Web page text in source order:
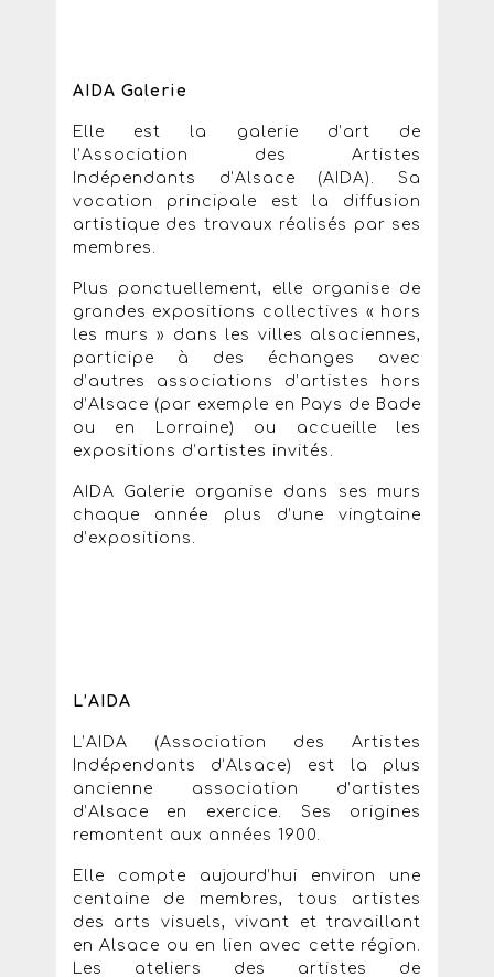
AIDA Galerie
Elle est la galerie d’art de
l’Association des Artistes
Indépendants d’Alsace (AIDA). Sa
vocation principale est la diffusion
artistique des travaux réalisés par ses
membres.
Plus ponctuellement, elle organise de
grandes expositions collectives « hors
les murs » dans les villes alsaciennes,
participe à des échanges avec
d’autres associations d’artistes hors
d’Alsace (par exemple en Pays de Bade
ou en Lorraine) ou accueille les
expositions d’artistes invités.
AIDA Galerie organise dans ses murs
chaque année plus d’une vingtaine
d’expositions.
L’AIDA
L’AIDA (Association des Artistes
Indépendants d’Alsace) est la plus
ancienne association d’artistes
d’Alsace en exercice. Ses origines
remontent aux années 1900.
Elle compte aujourd’hui environ une
centaine de membres, tous artistes
des arts visuels, vivant et travaillant
en Alsace ou en lien avec cette région.
Les ateliers des artistes de